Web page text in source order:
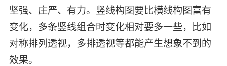
坚强、庄严、有力。竖线构图要比横线构图富有
变化，多条竖线组合时变化相对要多一些，比如
对称排列透视，多排透视等都能产生想象不到的
效果。